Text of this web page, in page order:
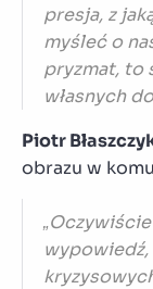
presja, z
myśleć o
pryzmat, to
własnych
Piotr
obrazu w